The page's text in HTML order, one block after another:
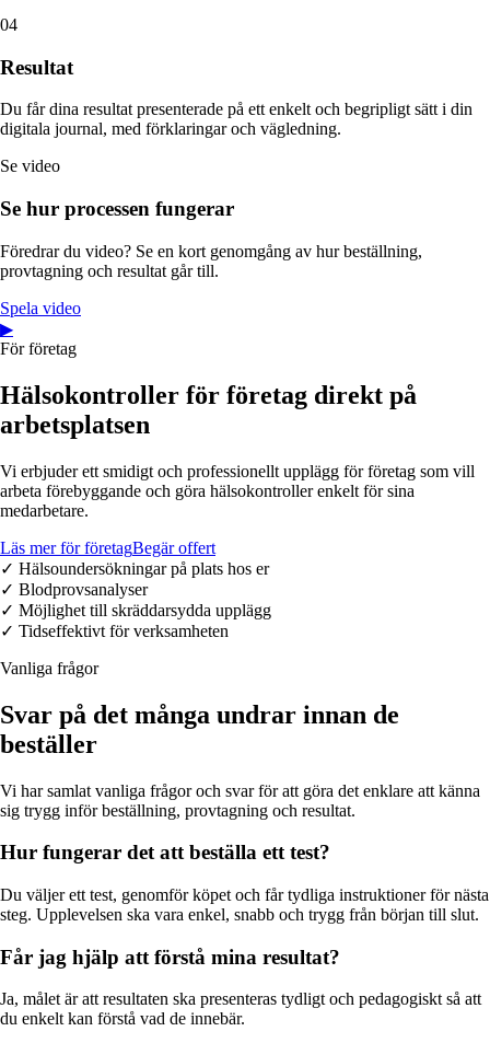
04
Resultat
Du får dina resultat presenterade på ett enkelt och begripligt sätt i din
digitala journal, med förklaringar och vägledning.
Se video
Se hur processen fungerar
Föredrar du video? Se en kort genomgång av hur beställning,
provtagning och resultat går till.
Spela video
▶
För företag
Hälsokontroller för företag direkt på
arbetsplatsen
Vi erbjuder ett smidigt och professionellt upplägg för företag som vill
arbeta förebyggande och göra hälsokontroller enkelt för sina
medarbetare.
Läs mer för företagBegär offert
✓ Hälsoundersökningar på plats hos er
✓ Blodprovsanalyser
✓ Möjlighet till skräddarsydda upplägg
✓ Tidseffektivt för verksamheten
Vanliga frågor
Svar på det många undrar innan de
beställer
Vi har samlat vanliga frågor och svar för att göra det enklare att känna
sig trygg inför beställning, provtagning och resultat.
Hur fungerar det att beställa ett test?
Du väljer ett test, genomför köpet och får tydliga instruktioner för nästa
steg. Upplevelsen ska vara enkel, snabb och trygg från början till slut.
Får jag hjälp att förstå mina resultat?
Ja, målet är att resultaten ska presenteras tydligt och pedagogiskt så att
du enkelt kan förstå vad de innebär.